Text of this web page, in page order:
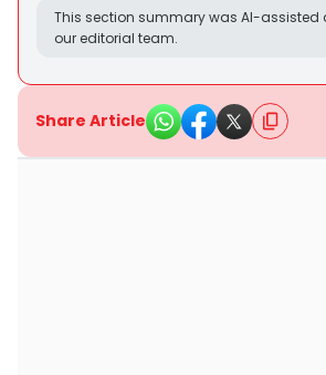
This section summary was AI-assisted
our editorial team.
Share Article